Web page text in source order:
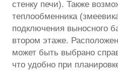
стенку печи). Также
теплообменника
подключения выносного
втором этаже.
может быть выбрано
что удобно при